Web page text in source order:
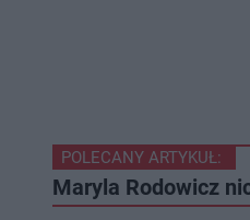
POLECANY ARTYKUŁ:
Maryla Rodowicz